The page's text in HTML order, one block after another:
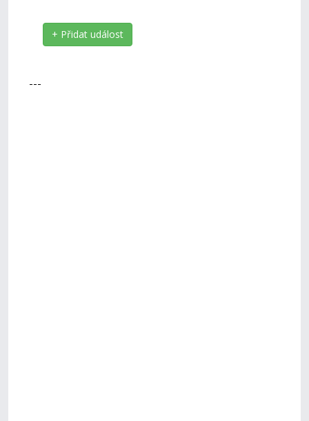
+ Přidat událost
---